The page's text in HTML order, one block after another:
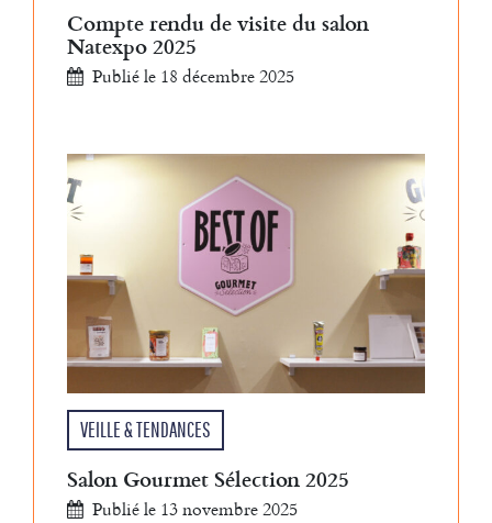
Compte rendu de visite du salon
Natexpo 2025
Publié le 18 décembre 2025
VEILLE & TENDANCES
Salon Gourmet Sélection 2025
Publié le 13 novembre 2025